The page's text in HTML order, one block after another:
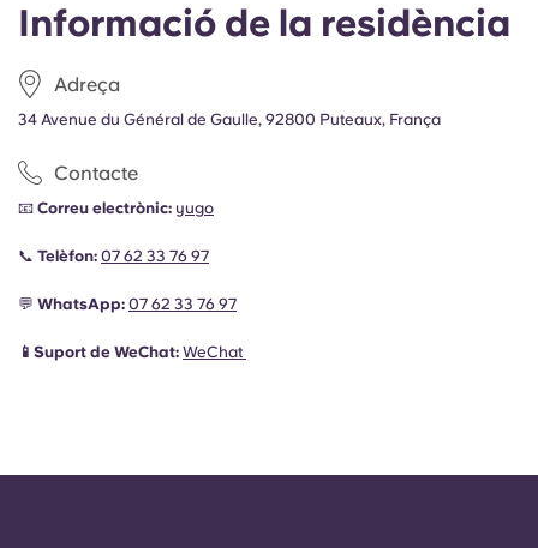
Informació de la residència
Adreça
34 Avenue du Général de Gaulle, 92800 Puteaux, França
Contacte
📧 Correu electrònic: yugo
📞 Telèfon: 07 62 33 76 97
💬 WhatsApp: 07 62 33 76 97
📱Suport de WeChat: WeChat